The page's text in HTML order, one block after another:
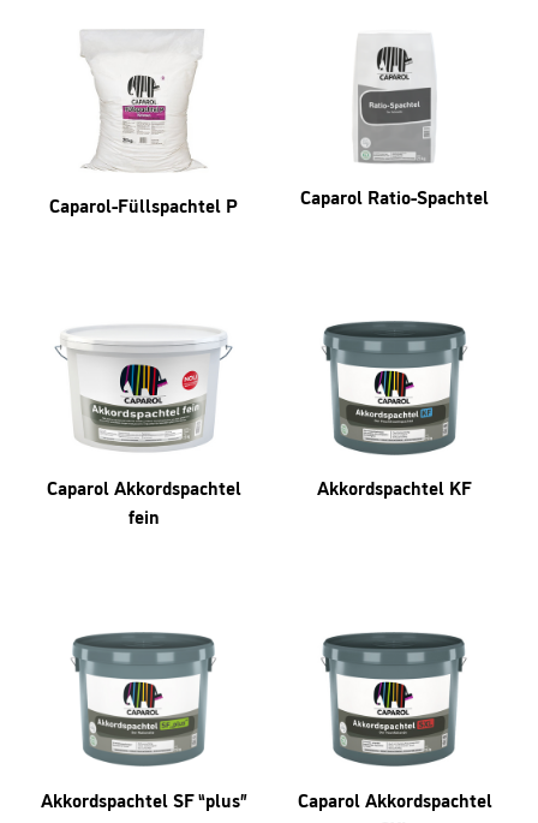
Caparol-Füllspachtel P Caparol Ratio-Spachtel
Caparol Akkordspachtel
fein
Akkordspachtel KF
Akkordspachtel SF “plus”
Caparol Akkordspachtel